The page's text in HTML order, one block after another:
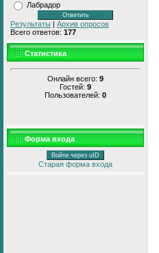
Лабрадор
Результаты | Архив опросов
Всего ответов: 177
Статистика
Онлайн всего: 9
Гостей: 9
Пользователей: 0
Форма входа
Войти через uID
Старая форма входа